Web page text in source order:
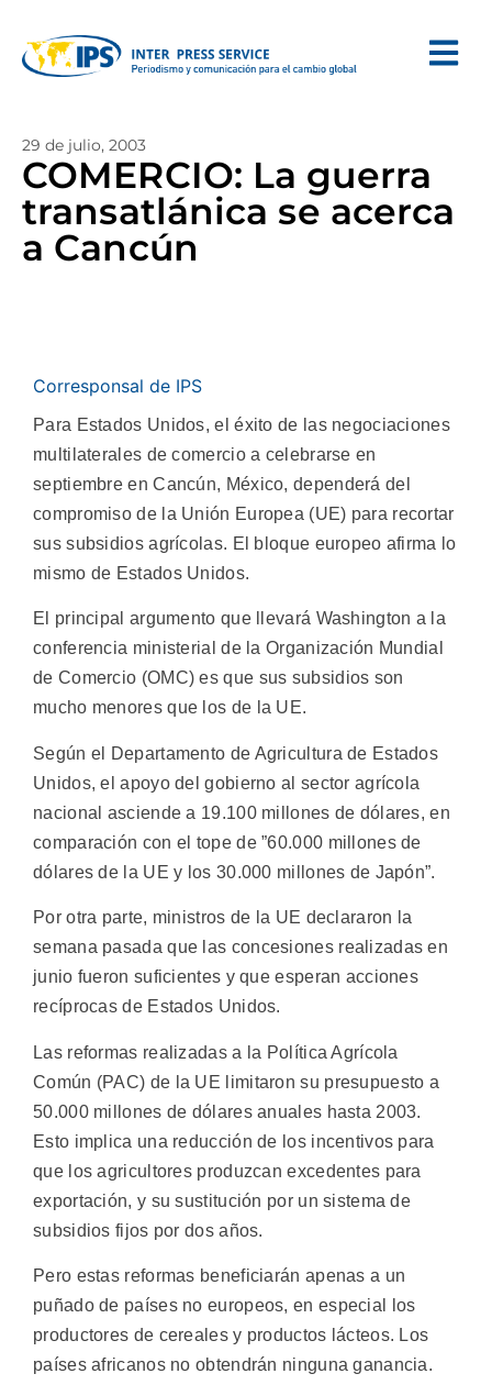
29 de julio, 2003
COMERCIO: La guerra
transatlánica se acerca
a Cancún
Corresponsal de IPS
Para Estados Unidos, el éxito de las negociaciones
multilaterales de comercio a celebrarse en
septiembre en Cancún, México, dependerá del
compromiso de la Unión Europea (UE) para recortar
sus subsidios agrícolas. El bloque europeo afirma lo
mismo de Estados Unidos.
El principal argumento que llevará Washington a la
conferencia ministerial de la Organización Mundial
de Comercio (OMC) es que sus subsidios son
mucho menores que los de la UE.
Según el Departamento de Agricultura de Estados
Unidos, el apoyo del gobierno al sector agrícola
nacional asciende a 19.100 millones de dólares, en
comparación con el tope de ”60.000 millones de
dólares de la UE y los 30.000 millones de Japón”.
Por otra parte, ministros de la UE declararon la
semana pasada que las concesiones realizadas en
junio fueron suficientes y que esperan acciones
recíprocas de Estados Unidos.
Las reformas realizadas a la Política Agrícola
Común (PAC) de la UE limitaron su presupuesto a
50.000 millones de dólares anuales hasta 2003.
Esto implica una reducción de los incentivos para
que los agricultores produzcan excedentes para
exportación, y su sustitución por un sistema de
subsidios fijos por dos años.
Pero estas reformas beneficiarán apenas a un
puñado de países no europeos, en especial los
productores de cereales y productos lácteos. Los
países africanos no obtendrán ninguna ganancia.